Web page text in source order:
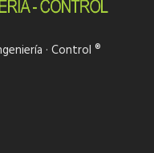
· Control ®